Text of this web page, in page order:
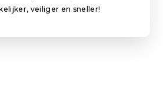
veiliger en sneller!